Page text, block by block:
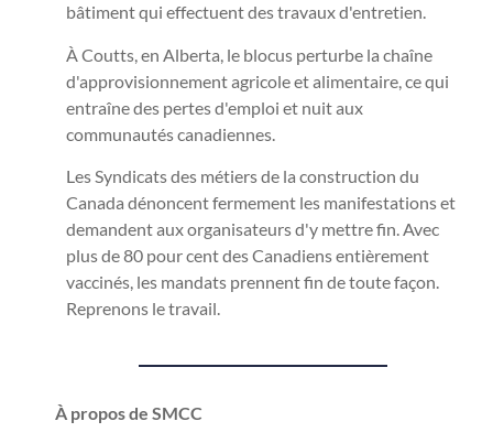
bâtiment qui effectuent des travaux d'entretien.
À Coutts, en Alberta, le blocus perturbe la chaîne
d'approvisionnement agricole et alimentaire, ce qui
entraîne des pertes d'emploi et nuit aux
communautés canadiennes.
Les Syndicats des métiers de la construction du
Canada dénoncent fermement les manifestations et
demandent aux organisateurs d'y mettre fin. Avec
plus de 80 pour cent des Canadiens entièrement
vaccinés, les mandats prennent fin de toute façon.
Reprenons le travail.
À propos de SMCC